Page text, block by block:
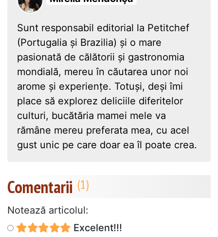
Sunt responsabil editorial la Petitchef
(Portugalia și Brazilia) și o mare
pasionată de călătorii și gastronomia
mondială, mereu în căutarea unor noi
arome și experiențe. Totuși, deși îmi
place să explorez deliciile diferitelor
culturi, bucătăria mamei mele va
rămâne mereu preferata mea, cu acel
gust unic pe care doar ea îl poate crea.
Comentarii
Notează articolul:
Excelent!!!